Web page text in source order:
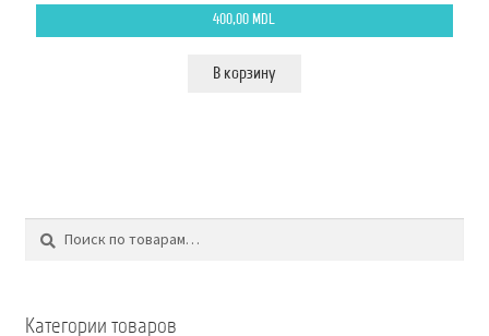
400,00 MDL
В корзину
Искать:
Поиск
Категории товаров